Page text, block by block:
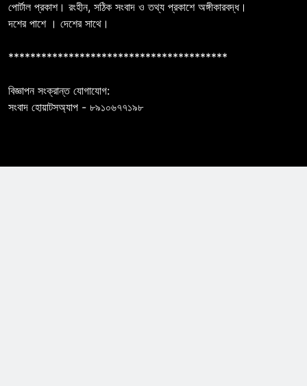
পোর্টাল প্রকাশ। রংহীন, সঠিক সংবাদ ও তথ্য প্রকাশে অঙ্গীকারবদ্ধ।
দশের পাশে । দেশের সাথে।
****************************************
বিজ্ঞাপন সংক্রান্ত যোগাযোগ:
সংবাদ হোয়াটসঅ্যাপ - ৮৯১০৬৭৭১৯৮